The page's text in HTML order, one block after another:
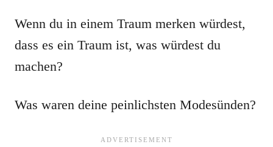
Wenn du in einem Traum merken würdest,
dass es ein Traum ist, was würdest du
machen?
Was waren deine peinlichsten Modesünden?